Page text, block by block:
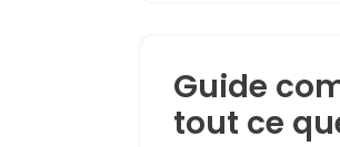
Guide
tout ce